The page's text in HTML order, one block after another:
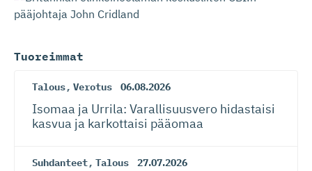
Tuoreimmat
Talous, Verotus 06.08.2026
Isomaa ja Urrila: Varallisuusvero hidastaisi
kasvua ja karkottaisi pääomaa
Suhdanteet, Talous 27.07.2026